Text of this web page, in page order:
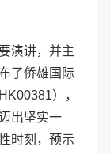
演讲，并主
了侨雄国际
），
出坚实一
时刻，预示